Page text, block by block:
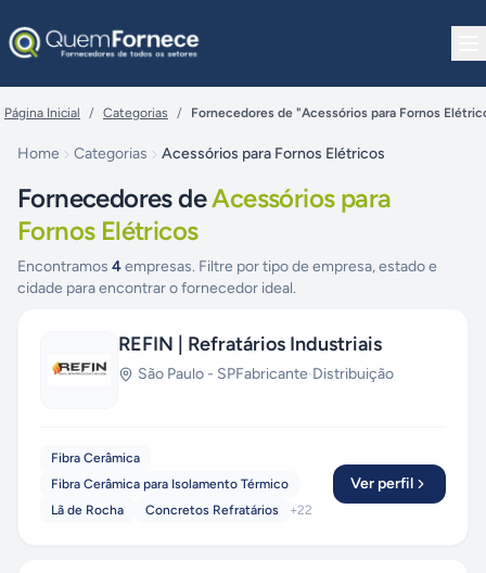
Página Inicial / Categorias / Fornecedores de "Acessórios para Fornos
Home Categorias Acessórios para Fornos Elétricos
Fornecedores deAcessórios para
Fornos Elétricos
Encontramos 4empresas. Filtre por tipo de empresa, estado e
cidade para encontrar o fornecedor ideal.
REFIN | Refratários Industriais
São Paulo - SPFabricante·Distribuição
Fibra Cerâmica
Fibra Cerâmica para Isolamento Térmico
Lã de Rocha
Concretos Refratários +22
Ver perfil